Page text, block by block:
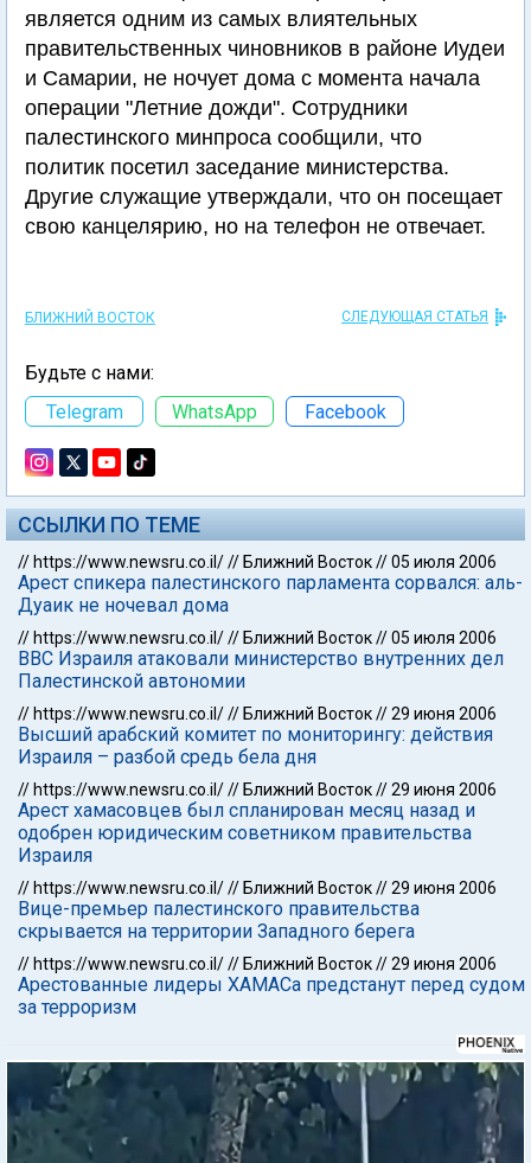
является одним из самых влиятельных
правительственных чиновников в районе Иудеи
и Самарии, не ночует дома с момента начала
операции "Летние дожди". Сотрудники
палестинского минпроса сообщили, что
политик посетил заседание министерства.
Другие служащие утверждали, что он посещает
свою канцелярию, но на телефон не отвечает.
БЛИЖНИЙ ВОСТОК СЛЕДУЮЩАЯ СТАТЬЯ
Будьте с нами:
Telegram
WhatsApp Facebook
ССЫЛКИ ПО ТЕМЕ
// https://www.newsru.co.il/// Ближний Восток//05 июля 2006
Арест спикера палестинского парламента сорвался: аль-
Дуаик не ночевал дома
// https://www.newsru.co.il/// Ближний Восток//05 июля 2006
ВВС Израиля атаковали министерство внутренних дел
Палестинской автономии
// https://www.newsru.co.il/// Ближний Восток//29 июня 2006
Высший арабский комитет по мониторингу: действия
Израиля – разбой средь бела дня
// https://www.newsru.co.il/// Ближний Восток//29 июня 2006
Арест хамасовцев был спланирован месяц назад и
одобрен юридическим советником правительства
Израиля
// https://www.newsru.co.il/// Ближний Восток//29 июня 2006
Вице-премьер палестинского правительства
скрывается на территории Западного берега
// https://www.newsru.co.il/// Ближний Восток//29 июня 2006
Арестованные лидеры ХАМАСа предстанут перед судом
за терроризм